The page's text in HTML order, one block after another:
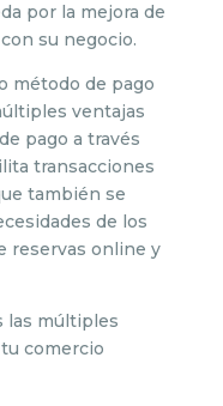
por la mejora de
su negocio.
método de pago
ventajas
pago a través
transacciones
también se
de los
reservas online y
las múltiples
comercio